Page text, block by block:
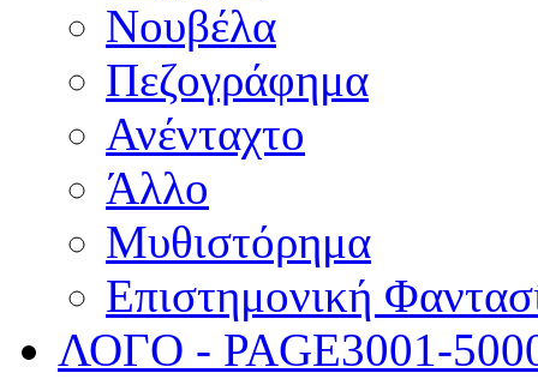
Νουβέλα
Πεζογράφημα
Ανένταχτο
Άλλο
Μυθιστόρημα
Επιστημονική
ΛΟΓΟ - PAGE3001-